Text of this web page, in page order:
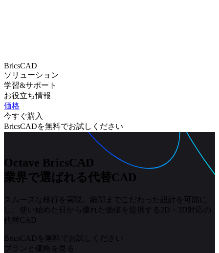
BricsCAD
ソリューション
学習&サポート
お役立ち情報
価格
今すぐ購入
BricsCADを無料でお試しください
Octave BricsCAD
業界で選ばれる代替CAD
スムーズな移行を実現。細部までこだわった設計を可能に
し、使い始めた日から優れた価値を提供する2D・3D対応の
代替CAD
BricsCADを無料でお試しください
プランと価格を見る